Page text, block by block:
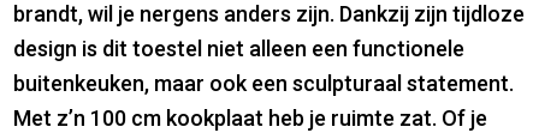
brandt, wil je nergens anders zijn. Dankzij zijn tijdloze
design is dit toestel niet alleen een functionele
buitenkeuken, maar ook een sculpturaal statement.
Met z’n 100 cm kookplaat heb je ruimte zat. Of je